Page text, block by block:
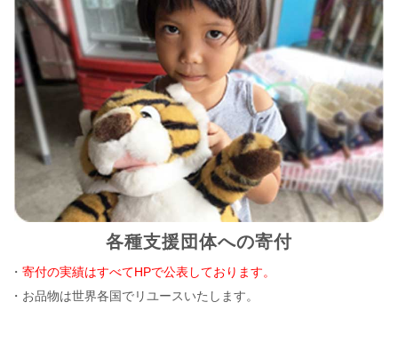
各種支援団体への寄付
・寄付の実績はすべてHPで公表しております。
・お品物は世界各国でリユースいたします。